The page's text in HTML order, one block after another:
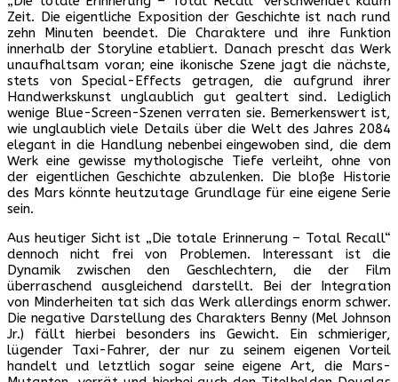
Zeit. Die eigentliche Exposition der Geschichte ist nach rund
zehn Minuten beendet. Die Charaktere und ihre Funktion
innerhalb der Storyline etabliert. Danach prescht das Werk
unaufhaltsam voran; eine ikonische Szene jagt die nächste,
stets von Special-Effects getragen, die aufgrund ihrer
Handwerkskunst unglaublich gut gealtert sind. Lediglich
wenige Blue-Screen-Szenen verraten sie. Bemerkenswert ist,
wie unglaublich viele Details über die Welt des Jahres 2084
elegant in die Handlung nebenbei eingewoben sind, die dem
Werk eine gewisse mythologische Tiefe verleiht, ohne von
der eigentlichen Geschichte abzulenken. Die bloße Historie
des Mars könnte heutzutage Grundlage für eine eigene Serie
sein.
Aus heutiger Sicht ist „Die totale Erinnerung – Total Recall“
dennoch nicht frei von Problemen. Interessant ist die
Dynamik zwischen den Geschlechtern, die der Film
überraschend ausgleichend darstellt. Bei der Integration
von Minderheiten tat sich das Werk allerdings enorm schwer.
Die negative Darstellung des Charakters Benny (Mel Johnson
Jr.) fällt hierbei besonders ins Gewicht. Ein schmieriger,
lügender Taxi-Fahrer, der nur zu seinem eigenen Vorteil
handelt und letztlich sogar seine eigene Art, die Mars-